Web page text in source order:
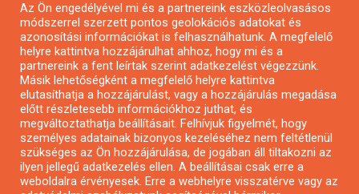
Pályázatok magánszemélyeknek
Pályázatok civil szervezeteknek
Pályázatok vállalkozásoknak
Önkormányzati pályázatok
Mezőgazdasági pályázatok
Falusi turizmus pályázatok
Napelem pályázatok
Az Ön engedélyével mi és a partnereink eszközleolvasásos
módszerrel szerzett pontos geolokációs adatokat és
azonosítási információkat is felhasználhatunk. A megfelelő
helyre kattintva hozzájárulhat ahhoz, hogy mi és a
partnereink a fent leírtak szerint adatkezelést végezzünk.
Másik lehetőségként a megfelelő helyre kattintva
elutasíthatja a hozzájárulást, vagy a hozzájárulás megadása
előtt részletesebb információkhoz juthat, és
megváltoztathatja beállításait. Felhívjuk figyelmét, hogy
személyes adatainak bizonyos kezeléséhez nem feltétlenül
szükséges az Ön hozzájárulása, de jogában áll tiltakozni az
ilyen jellegű adatkezelés ellen. A beállításai csak erre a
weboldalra érvényesek. Erre a webhelyre visszatérve vagy az